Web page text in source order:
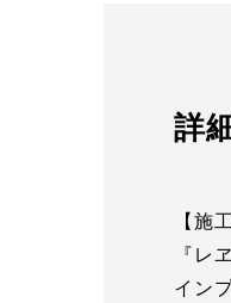
詳
【施
『レ
イン